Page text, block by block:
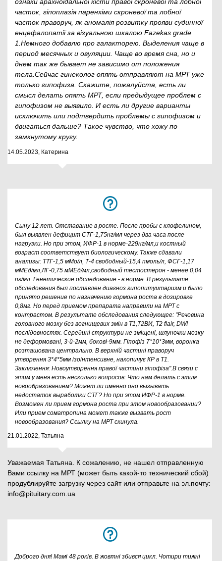
часток, гіпоплазія паренхіми скроневої та лобної
часток праворуч, як аномалія розвитку прояви судинної
енцефалопатії за візуальною шкалою Fazekas grade
1.Немного добавлю про галакторею. Выделения чаще в
период месячных и овуляции. Чаще во время сна, но и
днем так же бывает не зависимо от положения
тела.Сейчас гинеколог опять отправляют на МРТ уже
только гипофиза. Скажите, пожалуйста, есть ли
смысл делать опять МРТ, если предыдущее проблем с
гипофизом не выявило. И есть ли другие варианты
исключить или подтвердить проблемы с гипофизом и
двигаться дальше? Такое чувство, что хожу по
замкнутому кругу.
14.05.2023, Катерина
Сыну 12 лет. Отставание в росте. После пробы с клофелином,
был выявлен дефицит СТГ-1,75нг/мл через два часа после
нагрузки. Но при этом, ИФР-1 в норме-229нг/мл,и костный
возраст соответствует биологическому. Также сдавали
анализы: ТТГ-1,5 мМо/л, Т-4 свободный-15,4 пмоль/л, ФСГ-1,17
мМЕд/мл,ЛГ-0,75 мМЕд/мл,свободный тестостерон - менее 0,04
пг/мл. Генетическое обследование - в норме. В результате
обследования был поставлен диагноз гипопитуитаризм и было
принято решение по назначению гормона роста в дозировке
0,8мг. Но перед приемом препарата направили на МРТ с
контрастом. В результате обследования следующее: "Речовина
головного мозку без вогнищевих змін в Т1,Т2ВИ, Т2 flair, DWI
послідовностях. Середині структури не зміщені, шлуночки мозку
не деформовані, 3-й-2мм, бокові-9мм. Гіпофіз 7*10*3мм, воронка
розташована центрально. В верхній частині праворуч
утворення 3*4*5мм ізоінтенсивне, накопичує КР в Т1.
Заключення: Новоутворення правої частини гіпофіза".В связи с
этим у меня есть несколько вопросов: Что нам делать с этим
новообразованием? Может ли именно оно вызывать
недостаток выработки СТГ? Но при этом ИФР-1 в норме.
Возможен ли прием гормона роста при этом новообразовании?
Или прием соматропина может также вызвать рост
новообразования? Ссылку на МРТ скинула.
21.01.2022, Татьяна
Уважаемая Татьяна. К сожалению, не нашел отправленную
Вами ссылку на МРТ (может быть какой-то технический сбой)
продублируйте загрузку через сайт или отправьте на эл.почту:
info@pituitary.com.ua
Доброго дня! Мамі 48 років. В жовтні збився цикл. Чотири тижні